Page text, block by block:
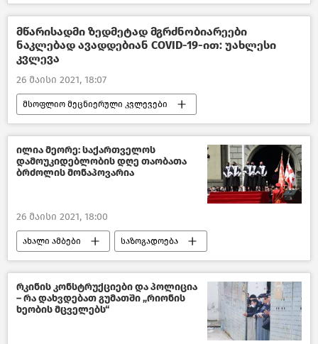
საქართველო
მწარისადმი ზედმეტად მგრძნობიარეები
ნაკლებად ავადდებიან COVID-19-ით: უახლესი
კვლევა
26 მაისი 2021, 18:07
მსოფლიო მეცნიერული კვლევები
ახალი ამბები
მსოფლიოს ახალი ამბები
ილია მეორე: საქართველოს
დამოუკიდებლობის დღე თაობათა
ბრძოლის მონაპოვარია
26 მაისი 2021, 18:00
ახალი ამბები საზოგადოება
საქართველოს დამოუკიდებლობის დღე
საქართველო
რკინის კონსტრუქციები და პოლიცია
– რა დახვდებათ გუმათში „რიონის
ხეობის მცველებს“